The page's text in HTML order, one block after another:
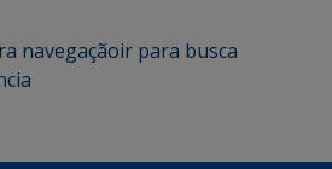
navegaçãoir para busca